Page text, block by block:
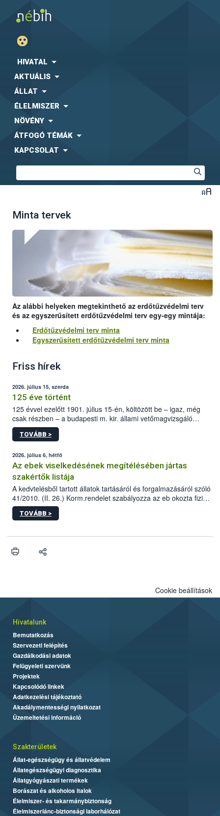
HIVATAL
AKTUÁLIS
ÁLLAT
ÉLELMISZER
NÖVÉNY
ÁTFOGÓ TÉMÁK
KAPCSOLAT
Minta tervek
Az alábbi helyeken megtekinthető az erdőtűzvédelmi terv
és az egyszerűsített erdőtűzvédelmi terv egy-egy mintája:
Erdőtűzvédelmi terv minta
Egyszerűsített erdőtűzvédelmi terv minta
Friss hírek
2026. július 15, szerda
125 éve történt
125 évvel ezelőtt 1901. július 15-én, költözött be – igaz, még
csak részben – a budapesti m. kir. állami vetőmagvizsgáló
állomás a Kis Rókus utca 15. szám alatti, Czigler Győző által
tervezett új épületébe.
TOVÁBB >
2026. július 6, hétfő
Az ebek viselkedésének megítélésében jártas
szakértők listája
A kedvtelésből tartott állatok tartásáról és forgalmazásáról szóló
41/2010. (II. 26.) Korm.rendelet szabályozza az eb okozta fizikai
sérülés, illetve ennek veszélye keletkezésekor felmerülő
hatósági feladatokat, valamint a veszélyes eb tartását és annak
vonni az ebek viselkedésének megítélésében jártas szakértőt.
TOVÁBB >
Cookie beállítások
Hivatalunk
Bemutatkozás
Szervezeti felépítés
Gazdálkodási adatok
Felügyeleti szervünk
Projektek
Kapcsolódó linkek
Adatkezelési tájékoztató
Akadálymentességi nyilatkozat
Üzemeltetési információ
Szakterületek
Állat-egészségügy és állatvédelem
Állategészségügyi diagnosztika
Állatgyógyászati termékek
Borászat és alkoholos italok
Élelmiszer- és takarmánybiztonság
Élelmiszerlánc-biztonsági laborhálózat